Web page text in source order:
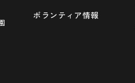
ボランティア情報